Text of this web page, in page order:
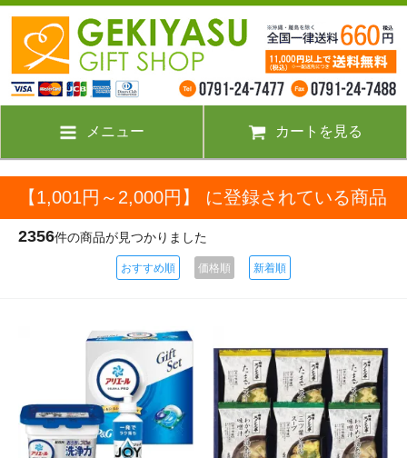
メニュー カートを見る
【1,001円～2,000円】 に登録されている商品
2356件の商品が見つかりました
おすすめ順 価格順 新着順